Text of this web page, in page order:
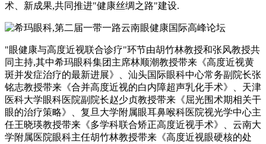
术、新成果,共同推进"健康丝绸之路"建设.
"眼健康与高度近视联合诊疗"环节由胡竹林教授和张风教授共
同主持,其中希玛眼科集团主席林顺潮教授带来《高度近视黄
斑并发症治疗的最新进展》、汕头国际眼科中心常务副院长张
铭志教授带来《合并高度近视的白内障超声乳化手术》、天津
医科大学眼科医院副院长赵少贞教授带来《屈光围术期相关干
眼的治疗策略》、复旦大学附属眼耳鼻喉科医院视光学中心主
任王晓瑛教授带来《多学科联合矫正高度近视手术》、云南大
学附属医院眼科主任胡竹林教授带来《高度近视眼硬核的处